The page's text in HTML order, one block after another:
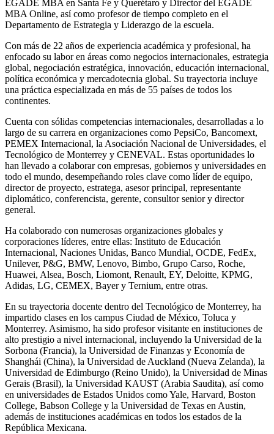
EGADE MBA en Santa Fe y Querétaro y Director del EGADE
MBA Online, así como profesor de tiempo completo en el
Departamento de Estrategia y Liderazgo de la escuela.
Con más de 22 años de experiencia académica y profesional, ha
enfocado su labor en áreas como negocios internacionales, estrategia
global, negociación estratégica, innovación, educación internacional,
política económica y mercadotecnia global. Su trayectoria incluye
una práctica especializada en más de 55 países de todos los
continentes.
Cuenta con sólidas competencias internacionales, desarrolladas a lo
largo de su carrera en organizaciones como PepsiCo, Bancomext,
PEMEX Internacional, la Asociación Nacional de Universidades, el
Tecnológico de Monterrey y CENEVAL. Estas oportunidades lo
han llevado a colaborar con empresas, gobiernos y universidades en
todo el mundo, desempeñando roles clave como líder de equipo,
director de proyecto, estratega, asesor principal, representante
diplomático, conferencista, gerente, consultor senior y director
general.
Ha colaborado con numerosas organizaciones globales y
corporaciones líderes, entre ellas: Instituto de Educación
Internacional, Naciones Unidas, Banco Mundial, OCDE, FedEx,
Unilever, P&G, BMW, Lenovo, Bimbo, Grupo Carso, Roche,
Huawei, Alsea, Bosch, Liomont, Renault, EY, Deloitte, KPMG,
Adidas, LG, CEMEX, Bayer y Ternium, entre otras.
En su trayectoria docente dentro del Tecnológico de Monterrey, ha
impartido clases en los campus Ciudad de México, Toluca y
Monterrey. Asimismo, ha sido profesor visitante en instituciones de
alto prestigio a nivel internacional, incluyendo la Universidad de la
Sorbona (Francia), la Universidad de Finanzas y Economía de
Shanghái (China), la Universidad de Auckland (Nueva Zelanda), la
Universidad de Edimburgo (Reino Unido), la Universidad de Minas
Gerais (Brasil), la Universidad KAUST (Arabia Saudita), así como
en universidades de Estados Unidos como Yale, Harvard, Boston
College, Babson College y la Universidad de Texas en Austin,
además de instituciones académicas en todos los estados de la
República Mexicana.